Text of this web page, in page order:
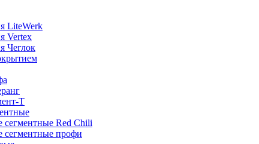
LiteWerk
Vertex
Чеглок
Т
Red Chili
сегментные профи